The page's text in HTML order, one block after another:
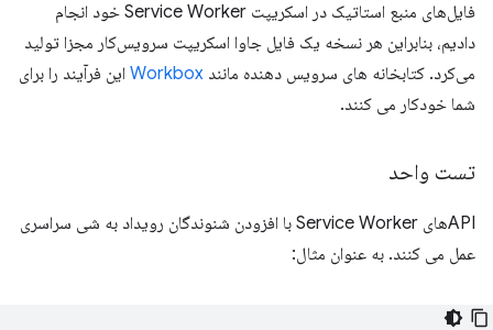
فایل‌های منبع استاتیک در اسکریپت Service Worker خود انجام
دادیم، بنابراین هر نسخه یک فایل جاوا اسکریپت سرویس‌کار مجزا تولید
می‌کرد. کتابخانه های سرویس دهنده مانند Workbox این فرآیند را برای
شما خودکار می کنند.
تست واحد
APIهای Service Worker با افزودن شنوندگان رویداد به شی سراسری
عمل می کنند. به عنوان مثال: